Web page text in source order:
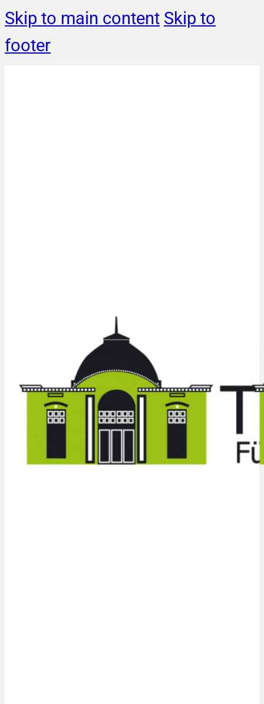
Skip to main content Skip to
footer